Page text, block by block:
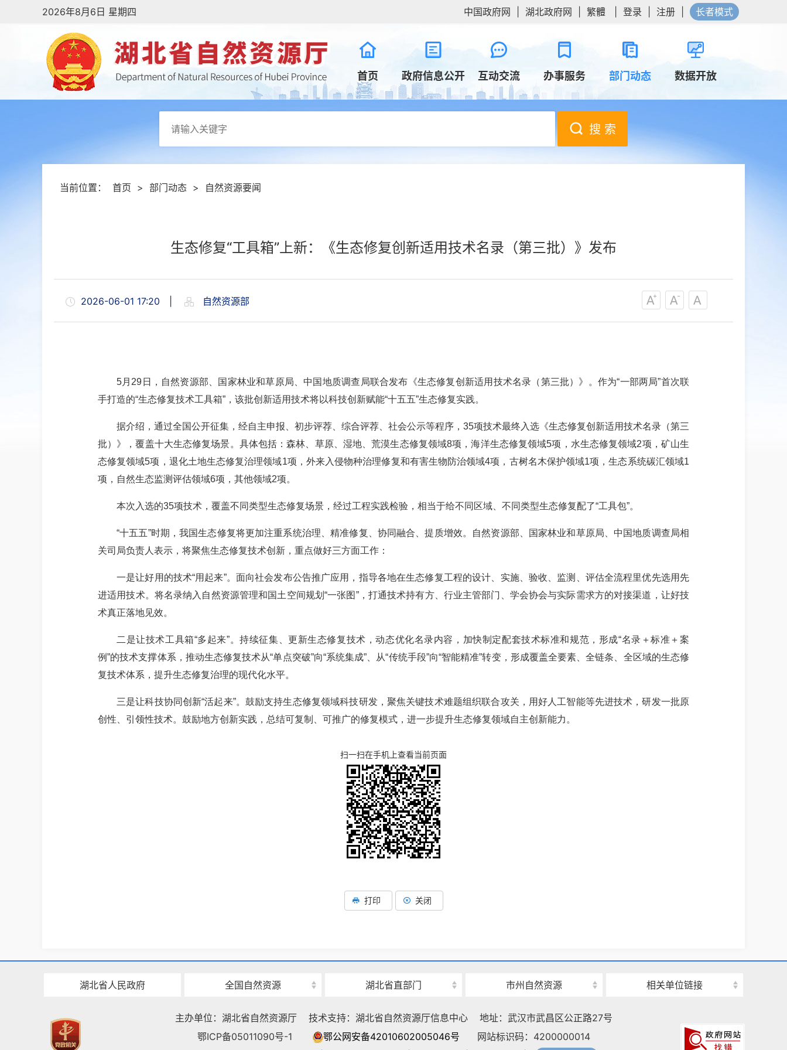
2026年8月6日 星期四 中国政府网 湖北政府网 繁體 登录 注册 长者模式
首页 政府信息公开 互动交流 办事服务 部门动态 数据开放
搜 索
当前位置： 首页 > 部门动态 > 自然资源要闻
生态修复“工具箱”上新：《生态修复创新适用技术名录（第三批）》发布
2026-06-01 17:20 自然资源部
5月29日，自然资源部、国家林业和草原局、中国地质调查局联合发布《生态修复创新适用技术名录（第三批）》。作为“一部两局”首次联
手打造的“生态修复技术工具箱”，该批创新适用技术将以科技创新赋能“十五五”生态修复实践。
据介绍，通过全国公开征集，经自主申报、初步评荐、综合评荐、社会公示等程序， 35项技术最终入选《生态修复创新适用技术名录（第三
批）》，覆盖十大生态修复场景。具体包括：森林、草原、湿地、荒漠生态修复领域8项，海洋生态修复领域5项，水生态修复领域2项，矿山生
态修复领域5项，退化土地生态修复治理领域1项，外来入侵物种治理修复和有害生物防治领域4项，古树名木保护领域1项，生态系统碳汇领域1
项，自然生态监测评估领域6项，其他领域2项。
本次入选的35项技术，覆盖不同类型生态修复场景，经过工程实践检验，相当于给不同区域、不同类型生态修复配了“工具包”。
“十五五”时期，我国生态修复将更加注重系统治理、精准修复、协同融合、提质增效。自然资源部、国家林业和草原局、中国地质调查局相
关司局负责人表示，将聚焦生态修复技术创新，重点做好三方面工作：
一是让好用的技术“用起来”。面向社会发布公告推广应用，指导各地在生态修复工程的设计、实施、验收、监测、评估全流程里优先选用先
进适用技术。将名录纳入自然资源管理和国土空间规划“一张图”，打通技术持有方、行业主管部门、学会协会与实际需求方的对接渠道，让好技
术真正落地见效。
二是让技术工具箱“多起来”。持续征集、更新生态修复技术，动态优化名录内容，加快制定配套技术标准和规范，形成“名录＋标准＋案
例”的技术支撑体系，推动生态修复技术从“单点突破”向“系统集成”、从“传统手段”向“智能精准”转变，形成覆盖全要素、全链条、全区域的生态修
复技术体系，提升生态修复治理的现代化水平。
三是让科技协同创新“活起来”。鼓励支持生态修复领域科技研发，聚焦关键技术难题组织联合攻关，用好人工智能等先进技术，研发一批原
创性、引领性技术。鼓励地方创新实践，总结可复制、可推广的修复模式，进一步提升生态修复领域自主创新能力。
扫一扫在手机上查看当前页面
打印 关闭
湖北省人民政府 全国自然资源 湖北省直部门 市州自然资源 相关单位链接
主办单位：湖北省自然资源厅 技术支持：湖北省自然资源厅信息中心
地址：武汉市武昌区公正路27号
鄂ICP备05011090号-1
鄂公网安备42010602005046号
网站标识码：4200000014